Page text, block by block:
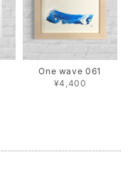
One wave 061
¥4,400